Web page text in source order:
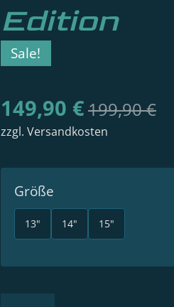
Edition
Sale!
149,90 €199,90 €
zzgl. Versandkosten
Größe
13" 14" 15"